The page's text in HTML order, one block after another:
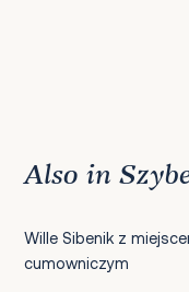
Also in
Wille Sibenik z
cumowniczym